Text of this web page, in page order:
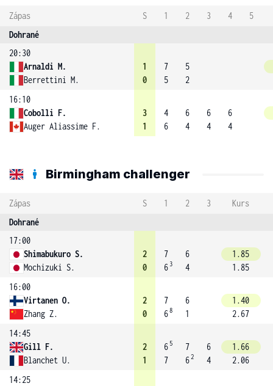
Zápas S 1 2 3 4
5
Dohrané
20:30
Arnaldi M.
Berrettini M.
1
0
7
5
5
2
16:10
Cobolli F.
Auger Aliassime F.
3
1
4
6
6
4
6
4
6
4
Birmingham challenger
Zápas S 1 2 3
Kurs
Dohrané
17:00
Shimabukuro S.
Mochizuki S.
2
0
7
6 3
6
4
1.85
1.85
16:00
Virtanen O.
Zhang Z.
2
0
7
68
6
1
1.40
2.67
14:45
Gill F.
Blanchet U.
2
1
6 5
7
7
62
6
4
1.66
2.06
14:25